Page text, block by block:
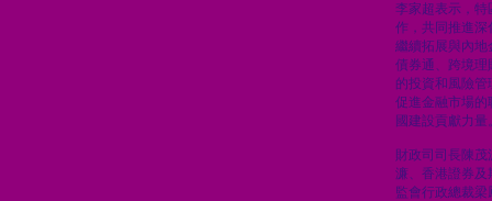
李家超表示，特
作，共同推進深
繼續拓展與內地
債券通、跨境理
的投資和風險
促進金融市場的
國建設貢獻力量
財政司司長陳
濂、香港證券及
監會行政總裁